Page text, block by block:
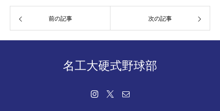
前の記事 次の記事
名工大硬式野球部